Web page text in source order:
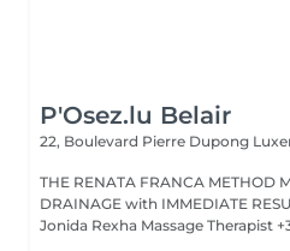
P'Osez.lu Belair
22, Boulevard Pierre Dupong
THE RENATA FRANCA METHOD Manual LYMPHATIC
DRAINAGE with IMMEDIATE RESULT from the first
Jonida Rexha Massage Therapist